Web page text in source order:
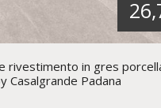
rivestimento in gres
Casalgrande Padana